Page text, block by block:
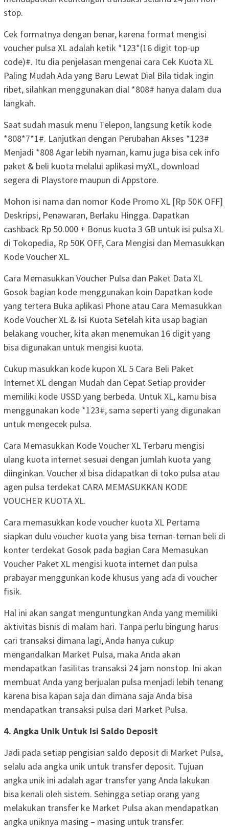
stop.
Cek formatnya dengan benar, karena format mengisi
voucher pulsa XL adalah ketik *123*(16 digit top-up
code)#. Itu dia penjelasan mengenai cara Cek Kuota XL
Paling Mudah Ada yang Baru Lewat Dial Bila tidak ingin
ribet, silahkan menggunakan dial *808# hanya dalam dua
langkah.
Saat sudah masuk menu Telepon, langsung ketik kode
*808*7*1#. Lanjutkan dengan Perubahan Akses *123#
Menjadi *808 Agar lebih nyaman, kamu juga bisa cek info
paket & beli kuota melalui aplikasi myXL, download
segera di Playstore maupun di Appstore.
Mohon isi nama dan nomor Kode Promo XL [Rp 50K OFF]
Deskripsi, Penawaran, Berlaku Hingga. Dapatkan
cashback Rp 50.000 + Bonus kuota 3 GB untuk isi pulsa XL
di Tokopedia, Rp 50K OFF, Cara Mengisi dan Memasukkan
Kode Voucher XL.
Cara Memasukkan Voucher Pulsa dan Paket Data XL
Gosok bagian kode menggunakan koin Dapatkan kode
yang tertera Buka aplikasi Phone atau Cara Memasukkan
Kode Voucher XL & Isi Kuota Setelah kita usap bagian
belakang voucher, kita akan menemukan 16 digit yang
bisa digunakan untuk mengisi kuota.
Cukup masukkan kode kupon XL 5 Cara Beli Paket
Internet XL dengan Mudah dan Cepat Setiap provider
memiliki kode USSD yang berbeda. Untuk XL, kamu bisa
menggunakan kode *123#, sama seperti yang digunakan
untuk mengecek pulsa.
Cara Memasukkan Kode Voucher XL Terbaru mengisi
ulang kuota internet sesuai dengan jumlah kuota yang
diinginkan. Voucher xl bisa didapatkan di toko pulsa atau
agen pulsa terdekat CARA MEMASUKKAN KODE
VOUCHER KUOTA XL.
Cara memasukkan kode voucher kuota XL Pertama
siapkan dulu voucher kuota yang bisa teman-teman beli di
konter terdekat Gosok pada bagian Cara Memasukan
Voucher Paket XL mengisi kuota internet dan pulsa
prabayar menggunkan kode khusus yang ada di voucher
fisik.
Hal ini akan sangat menguntungkan Anda yang memiliki
aktivitas bisnis di malam hari. Tanpa perlu bingung harus
cari transaksi dimana lagi, Anda hanya cukup
mengandalkan Market Pulsa, maka Anda akan
mendapatkan fasilitas transaksi 24 jam nonstop. Ini akan
membuat Anda yang berjualan pulsa menjadi lebih tenang
karena bisa kapan saja dan dimana saja Anda bisa
mendapatkan transaksi pulsa dari Market Pulsa.
4. Angka Unik Untuk Isi Saldo Deposit
Jadi pada setiap pengisian saldo deposit di Market Pulsa,
selalu ada angka unik untuk transfer deposit. Tujuan
angka unik ini adalah agar transfer yang Anda lakukan
bisa kenali oleh sistem. Sehingga setiap orang yang
melakukan transfer ke Market Pulsa akan mendapatkan
angka uniknya masing – masing untuk transfer.